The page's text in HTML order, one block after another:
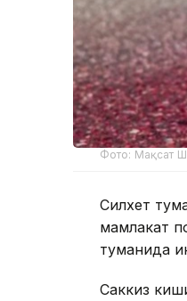
Фото: Мақсат
Силхет
мамлакат
туманида
Саккиз